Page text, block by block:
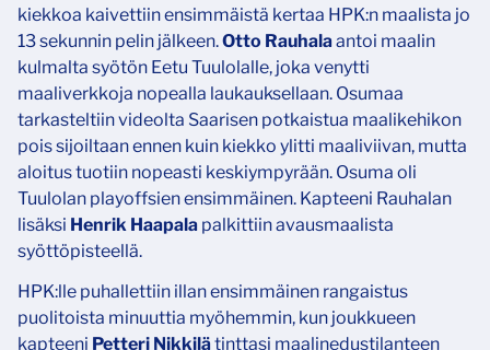
kiekkoa kaivettiin ensimmäistä kertaa HPK:n maalista jo
13 sekunnin pelin jälkeen.Otto Rauhalaantoi maalin
kulmalta syötön Eetu Tuulolalle, joka venytti
maaliverkkoja nopealla laukauksellaan. Osumaa
tarkasteltiin videolta Saarisen potkaistua maalikehikon
pois sijoiltaan ennen kuin kiekko ylitti maaliviivan, mutta
aloitus tuotiin nopeasti keskiympyrään. Osuma oli
Tuulolan playoffsien ensimmäinen. Kapteeni Rauhalan
lisäksi Henrik Haapala palkittiin avausmaalista
syöttöpisteellä.
HPK:lle puhallettiin illan ensimmäinen rangaistus
puolitoista minuuttia myöhemmin, kun joukkueen
kapteeni Petteri Nikkilätinttasi maalinedustilanteen